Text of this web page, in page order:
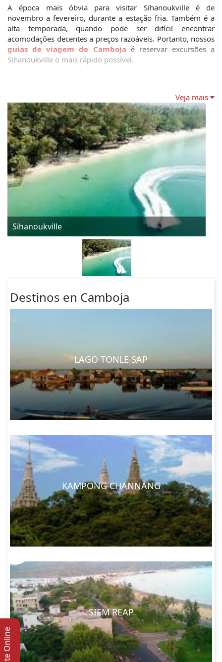
A época mais óbvia para visitar Sihanoukville é de
novembro a fevereiro, durante a estação fria. Também é a
alta temporada, quando pode ser difícil encontrar
guias de viagem de Camboja é reservar excursões a
Sihanoukville o mais rápido possível.
Veja mais
Sihanoukville
Destinos en Camboja
LAGO TONLE SAP
KAMPONG CHANNANG
SIEM REAP